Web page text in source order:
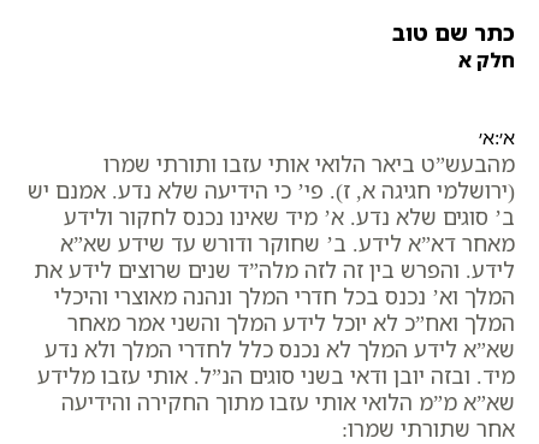
כתר שם טוב
חלק א
א׳:א׳
מהבעש”ט ביאר הלואי אותי עזבו ותורתי שמרו
(ירושלמי חגיגה א, ז). פי’ כי הידיעה שלא נדע. אמנם יש
ב’ סוגים שלא נדע. א’ מיד שאינו נכנס לחקור ולידע
מאחר דא”א לידע. ב’ שחוקר ודורש עד שידע שא”א
לידע. והפרש בין זה לזה מלה”ד שנים שרוצים לידע את
המלך וא’ נכנס בכל חדרי המלך ונהנה מאוצרי והיכלי
המלך ואח”כ לא יוכל לידע המלך והשני אמר מאחר
שא”א לידע המלך לא נכנס כלל לחדרי המלך ולא נדע
מיד. ובזה יובן ודאי בשני סוגים הנ”ל. אותי עזבו מלידע
שא”א מ”מ הלואי אותי עזבו מתוך החקירה והידיעה
אחר שתורתי שמרו: